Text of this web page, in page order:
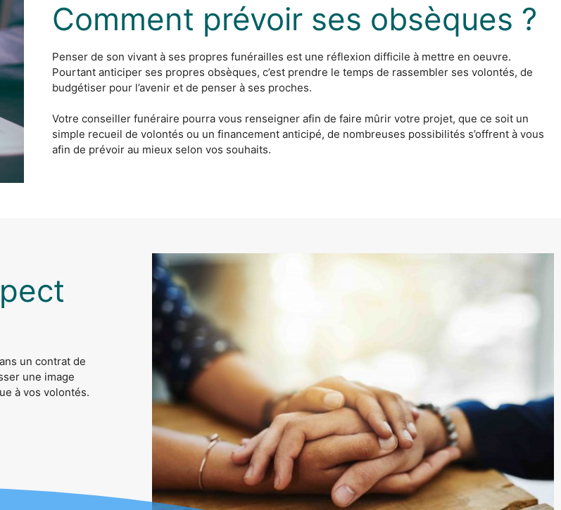
Comment prévoir ses obsèques ?
Penser de son vivant à ses propres funérailles est une réflexion difficile à mettre en oeuvre.
Pourtant anticiper ses propres obsèques, c’est prendre le temps de rassembler ses volontés, de
budgétiser pour l’avenir et de penser à ses proches.
Votre conseiller funéraire pourra vous renseigner afin de faire mûrir votre projet, que ce soit un
simple recueil de volontés ou un financement anticipé, de nombreuses possibilités s’offrent à vous
afin de prévoir au mieux selon vos souhaits.
un contrat de
une image
à vos volontés.